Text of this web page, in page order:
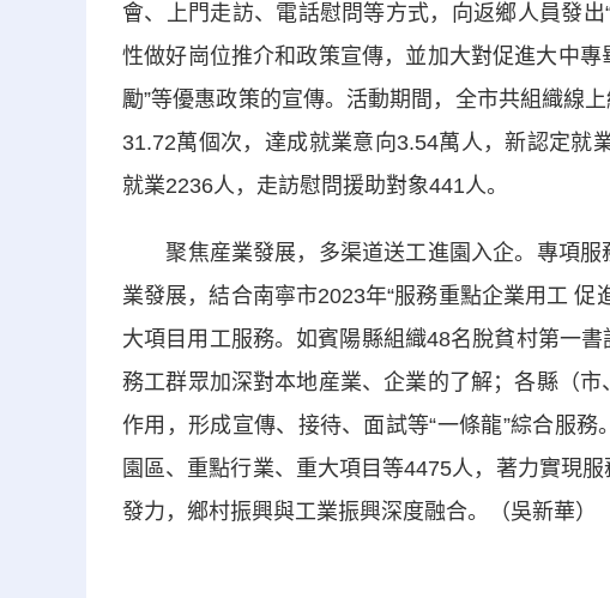
會、上門走訪、電話慰問等方式，向返鄉人員發
性做好崗位推介和政策宣傳，並加大對促進大中專
勵”等優惠政策的宣傳。活動期間，全市共組織線
31.72萬個次，達成就業意向3.54萬人，新認定就
就業2236人，走訪慰問援助對象441人。
聚焦産業發展，多渠道送工進園入企。專項服
業發展，結合南寧市2023年“服務重點企業用工
大項目用工服務。如賓陽縣組織48名脫貧村第一
務工群眾加深對本地産業、企業的了解；各縣（
作用，形成宣傳、接待、面試等“一條龍”綜合服
園區、重點行業、重大項目等4475人，著力實現
發力，鄉村振興與工業振興深度融合。（吳新華）